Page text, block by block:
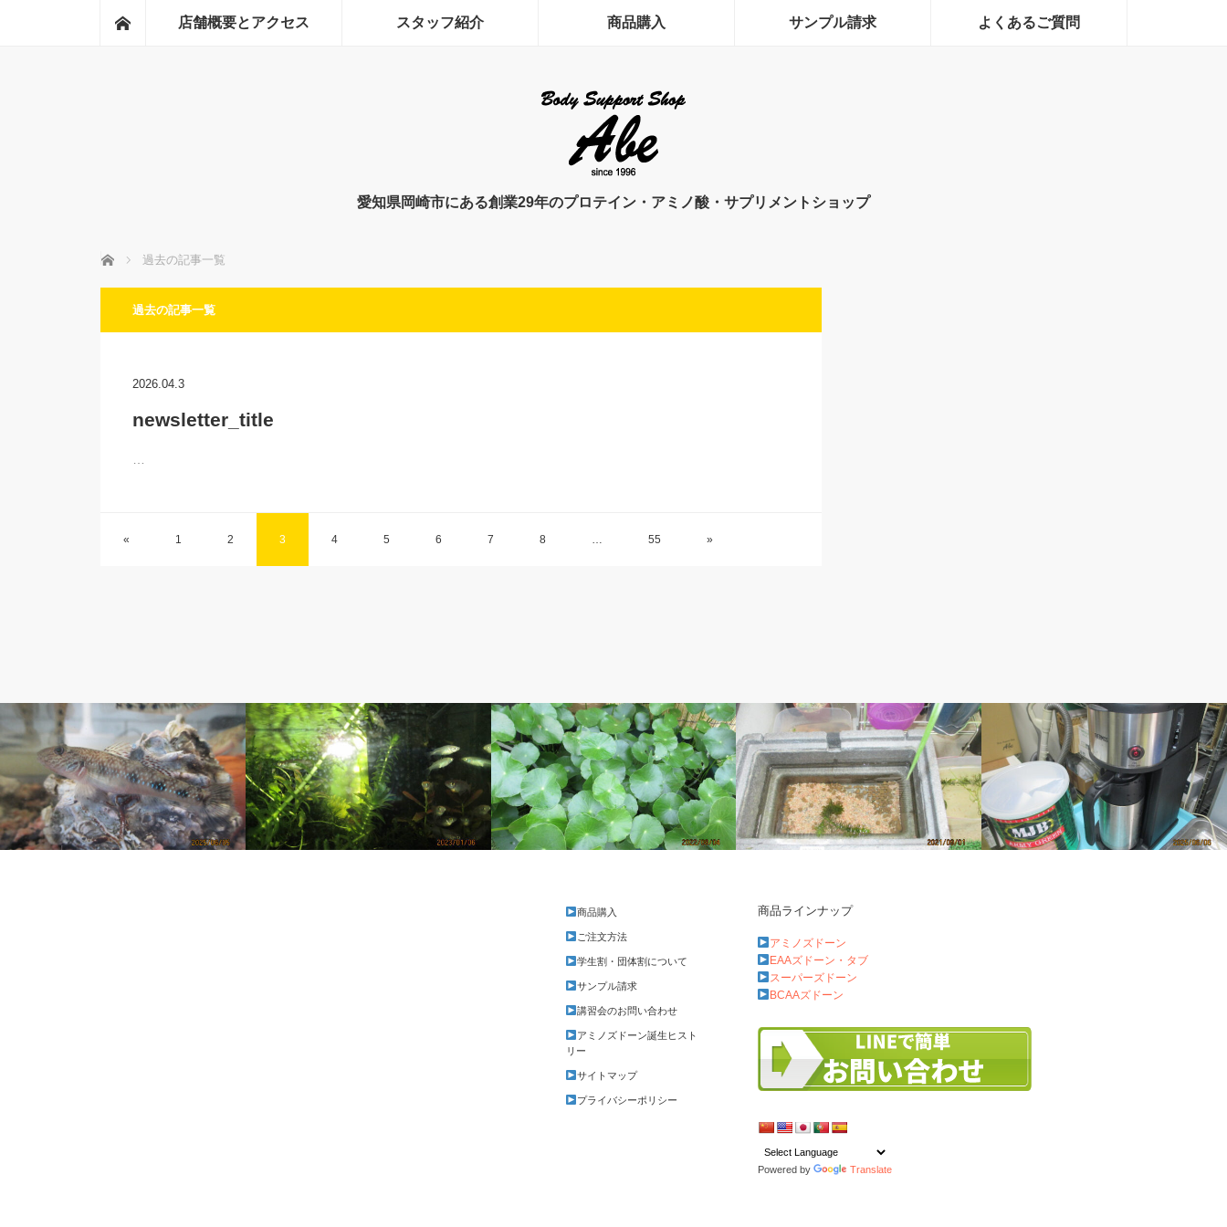
ホーム店舗概要とアクセス スタッフ紹介 商品購入 サンプル請求 よくあるご質問
愛知県岡崎市にある創業29年のプロテイン・アミノ酸・サプリメントショップ
ホーム 過去の記事一覧
過去の記事一覧
2026.04.3
newsletter_title
« 1 2 3 4 5 6 7 8 … 55 »
商品ラインナップ
アミノズドーン
EAAズドーン・タブ
スーパーズドーン
BCAAズドーン
Powered by Translate
商品購入
ご注文方法
学生割・団体割について
サンプル請求
講習会のお問い合わせ
アミノズドーン誕生ヒスト
リー
サイトマップ
プライバシーポリシー